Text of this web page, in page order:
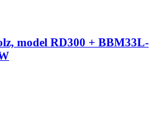
model RD300 + BBM33L-